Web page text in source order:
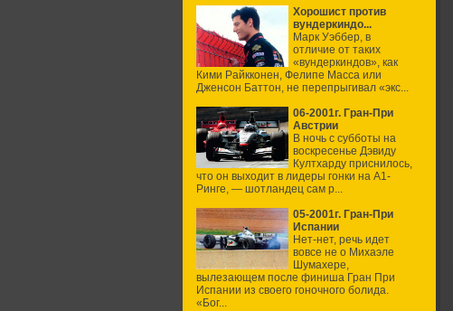
Хорошист против
вундеркиндо...
Марк Уэббер, в
отличие от таких
«вундеркиндов», как
Кими Райкконен, Фелипе Масса или
Дженсон Баттон, не перепрыгивал «экс...
06-2001г. Гран-При
Австрии
В ночь с субботы на
воскресенье Дэвиду
Култхарду приснилось,
что он выходит в лидеры гонки на А1-
Ринге, — шотландец сам р...
05-2001г. Гран-При
Испании
Нет-нет, речь идет
вовсе не о Михаэле
Шумахере,
вылезающем после финиша Гран При
Испании из своего гоночного болида.
«Бог...